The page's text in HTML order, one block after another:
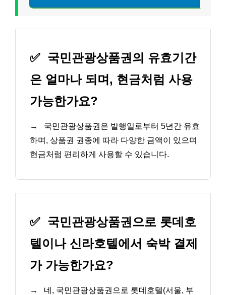
✅ 국민관광상품권의 유효기간
은 얼마나 되며, 현금처럼 사용
가능한가요?
→
국민관광상품권은 발행일로부터 5년간 유효
하며, 상품권 권종에 따라 다양한 금액이 있으며
현금처럼 편리하게 사용할 수 있습니다.
✅ 국민관광상품권으로 롯데호
텔이나 신라호텔에서 숙박 결제
가 가능한가요?
→
네, 국민관광상품권으로 롯데호텔(서울, 부